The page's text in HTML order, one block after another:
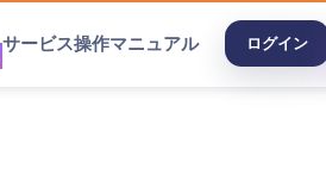
サービス操作マニュアル ログイン